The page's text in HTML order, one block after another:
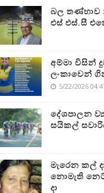
බල තණ්හාව
එස් එස්.සී
අම්මා විසින්
ලංකාවෙන්
5/22/2026
දේශපාලන
සයිකල්
මැරෙන කල්
නොමැති
දා